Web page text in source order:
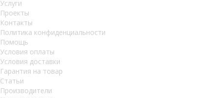
Услуги
Проекты
Контакты
Политика конфиденциальности
Помощь
Условия оплаты
Условия доставки
Гарантия на товар
Статьи
Производители